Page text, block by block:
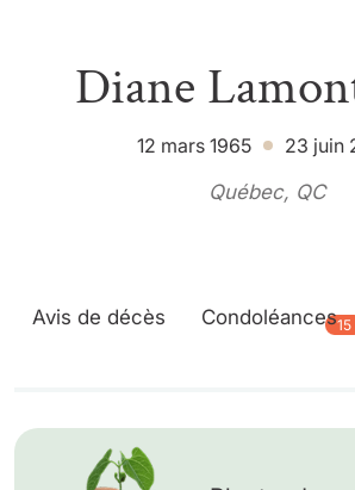
Diane
12 mars 1965
23 juin
Québec, QC
Avis de décès 15
Condoléances